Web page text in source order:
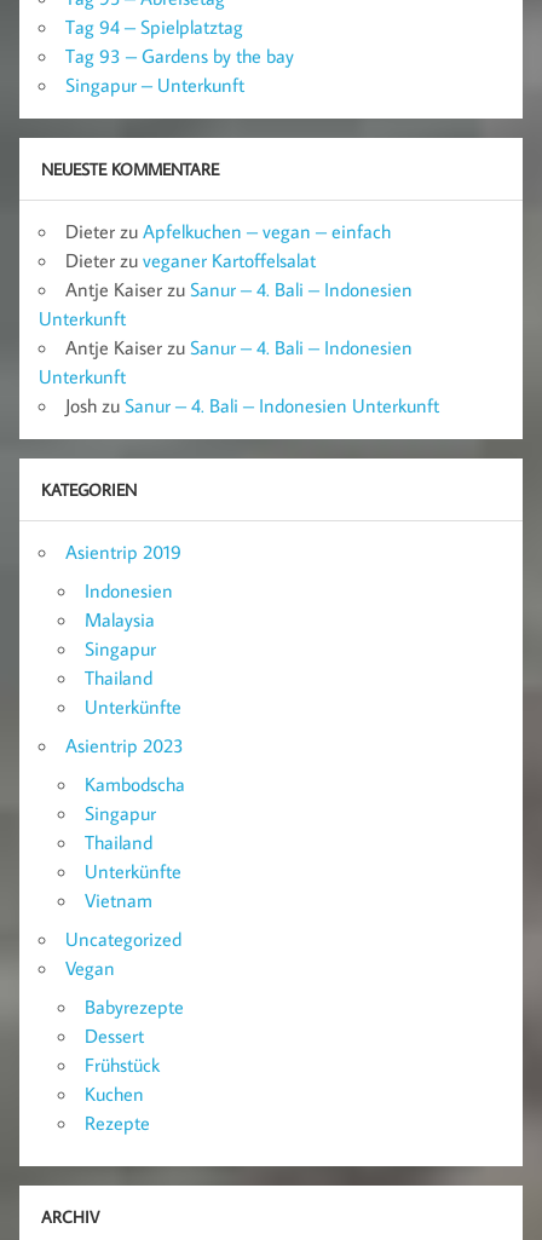
Tag 94 – Spielplatztag
Tag 93 – Gardens by the bay
Singapur – Unterkunft
NEUESTE KOMMENTARE
Dieter zu Apfelkuchen – vegan – einfach
Dieter zu veganer Kartoffelsalat
Antje Kaiser zu Sanur – 4. Bali – Indonesien
Unterkunft
Antje Kaiser zu Sanur – 4. Bali – Indonesien
Unterkunft
Josh zu Sanur – 4. Bali – Indonesien Unterkunft
KATEGORIEN
Asientrip 2019
Indonesien
Malaysia
Singapur
Thailand
Unterkünfte
Asientrip 2023
Kambodscha
Singapur
Thailand
Unterkünfte
Vietnam
Uncategorized
Vegan
Babyrezepte
Dessert
Frühstück
Kuchen
Rezepte
ARCHIV